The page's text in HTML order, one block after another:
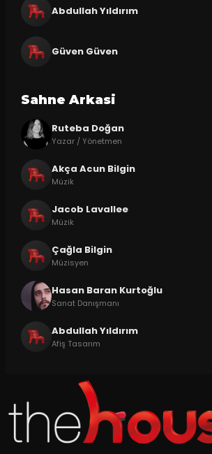
Abdullah Yıldırım
Güven Güven
Sahne Arkasi
Ruteba Doğan
Yazar / Yönetmen
Akça Acun Bilgin
Müzik
Jacob Lavallee
Müzik
Çağla Bilgin
Müzisyen
Hasan Baran Kurtoğlu
Sanat Danışmanı
Abdullah Yıldırım
Afiş Tasarım